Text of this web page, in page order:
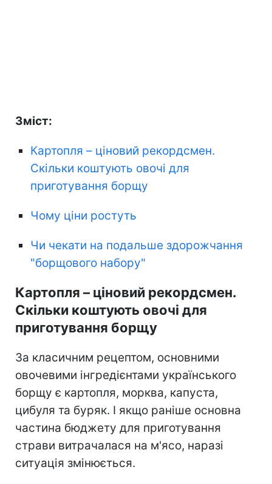
Зміст:
Картопля – ціновий рекордсмен.
Скільки коштують овочі для
приготування борщу
Чому ціни ростуть
Чи чекати на подальше здорожчання
"борщового набору"
Картопля – ціновий рекордсмен.
Скільки коштують овочі для
приготування борщу
За класичним рецептом, основними
овочевими інгредієнтами українського
борщу є картопля, морква, капуста,
цибуля та буряк. І якщо раніше основна
частина бюджету для приготування
страви витрачалася на м'ясо, наразі
ситуація змінюється.